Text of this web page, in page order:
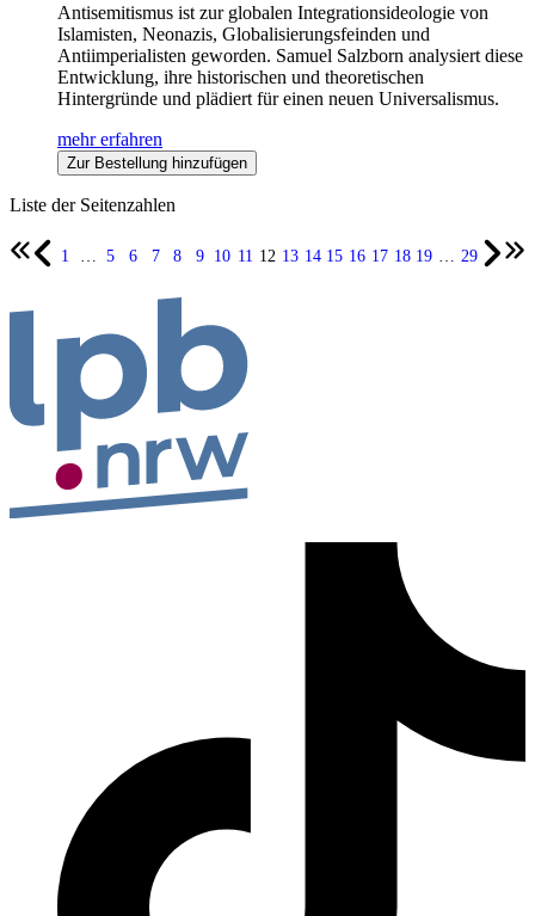
Antisemitismus ist zur globalen Integrationsideologie von
Islamisten, Neonazis, Globalisierungsfeinden und
Antiimperialisten geworden. Samuel Salzborn analysiert diese
Entwicklung, ihre historischen und theoretischen
Hintergründe und plädiert für einen neuen Universalismus.
mehr erfahren
Zur Bestellung hinzufügen
Liste der Seitenzahlen
1 5 6 7 8 9 10 11 12 13 14 15 16 17 18 19 29